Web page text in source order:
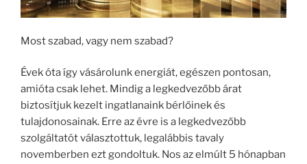
Most szabad, vagy nem szabad?
Évek óta így vásárolunk energiát, egészen pontosan,
amióta csak lehet. Mindig a legkedvezőbb árat
biztosítjuk kezelt ingatlanaink bérlőinek és
tulajdonosainak. Erre az évre is a legkedvezőbb
szolgáltatót választottuk, legalábbis tavaly
novemberben ezt gondoltuk. Nos az elmúlt 5 hónapban